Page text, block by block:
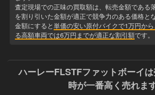
査定現場での正味の買取額は、転売金額である
を割り引いた金額が適正で競争力のある価格と
金額にすると単価の安い原付バイクで1万円か
る高額車両では6万円までが適正な割引額です。
ハーレーFLSTFファットボーイは
時が一番高く売れま